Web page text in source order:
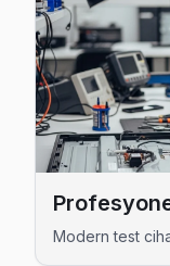
Avcılar
Avcılar
Modern test